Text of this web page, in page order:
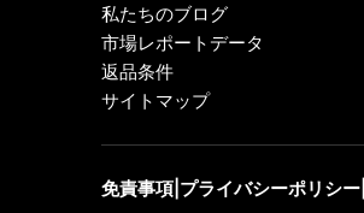
私たちのブログ
市場レポートデータ
返品条件
サイトマップ
免責事項 プライバシーポリシー